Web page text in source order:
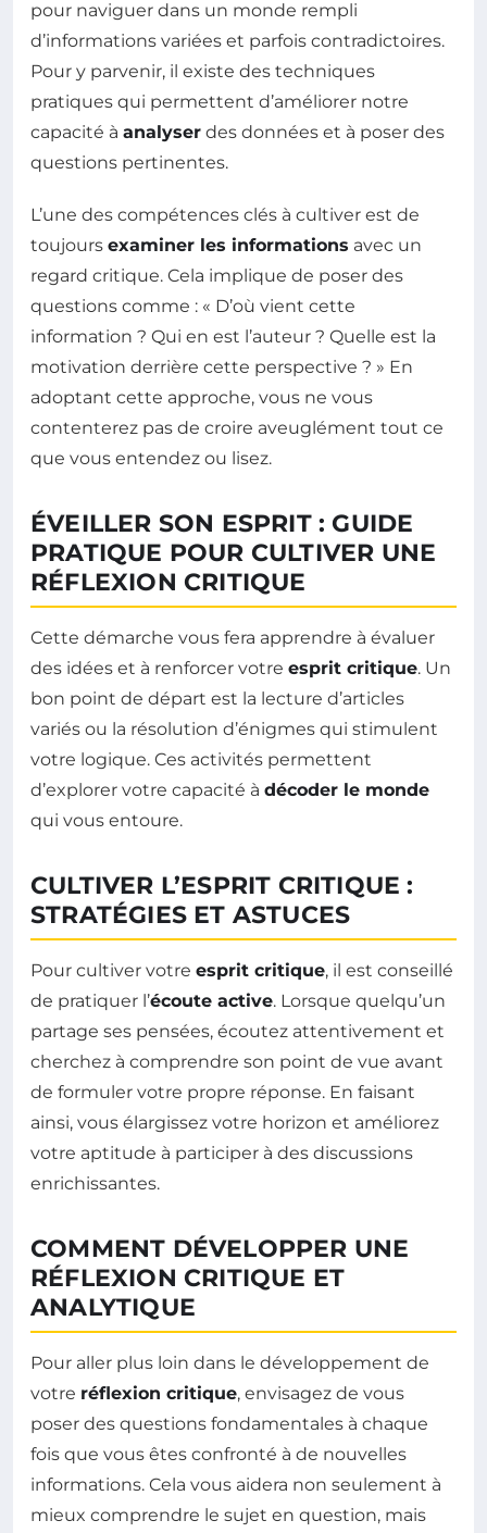
pour naviguer dans un monde rempli
d’informations variées et parfois contradictoires.
Pour y parvenir, il existe des techniques
pratiques qui permettent d’améliorer notre
capacité à analyser des données et à poser des
questions pertinentes.
L’une des compétences clés à cultiver est de
toujours examiner les informations avec un
regard critique. Cela implique de poser des
questions comme : « D’où vient cette
information ? Qui en est l’auteur ? Quelle est la
motivation derrière cette perspective ? » En
adoptant cette approche, vous ne vous
contenterez pas de croire aveuglément tout ce
que vous entendez ou lisez.
ÉVEILLER SON ESPRIT : GUIDE
PRATIQUE POUR CULTIVER UNE
RÉFLEXION CRITIQUE
Cette démarche vous fera apprendre à évaluer
des idées et à renforcer votre esprit critique. Un
bon point de départ est la lecture d’articles
variés ou la résolution d’énigmes qui stimulent
votre logique. Ces activités permettent
d’explorer votre capacité à décoder le monde
qui vous entoure.
CULTIVER L’ESPRIT CRITIQUE :
STRATÉGIES ET ASTUCES
Pour cultiver votre esprit critique, il est conseillé
de pratiquer l’écoute active. Lorsque quelqu’un
partage ses pensées, écoutez attentivement et
cherchez à comprendre son point de vue avant
de formuler votre propre réponse. En faisant
ainsi, vous élargissez votre horizon et améliorez
votre aptitude à participer à des discussions
enrichissantes.
COMMENT DÉVELOPPER UNE
RÉFLEXION CRITIQUE ET
ANALYTIQUE
Pour aller plus loin dans le développement de
votre réflexion critique, envisagez de vous
poser des questions fondamentales à chaque
fois que vous êtes confronté à de nouvelles
informations. Cela vous aidera non seulement à
mieux comprendre le sujet en question, mais